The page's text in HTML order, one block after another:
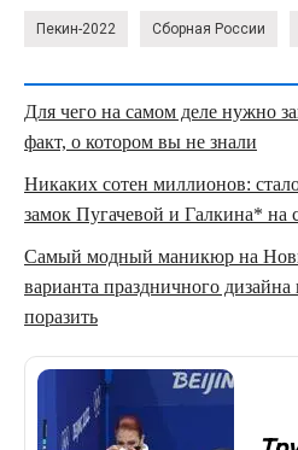
Пекин-2022 Сборная России
Для чего на самом деле нужно
факт, о котором вы не знали
Никаких сотен миллионов:
замок Пугачевой и Галкина* на
Самый модный маникюр на
варианта праздничного
поразить